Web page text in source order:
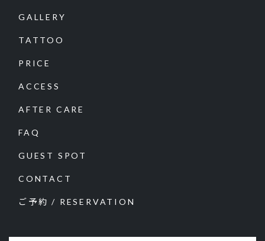
GALLERY
TATTOO
PRICE
ACCESS
AFTER CARE
FAQ
GUEST SPOT
CONTACT
ご予約 / RESERVATION